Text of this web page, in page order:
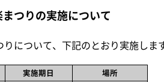
つりの実施について
について、下記のとおり実施しま
実施期日 場所